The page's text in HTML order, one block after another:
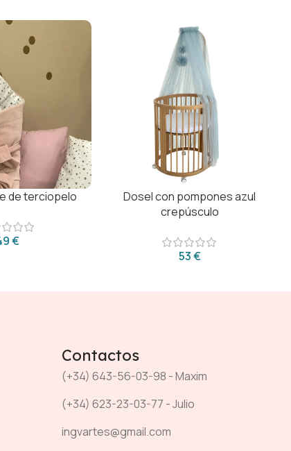
de terciopelo
€
Dosel con pompones azul
crepúsculo
€
Contactos
(+34) 643-56-03-98 - Maxim
(+34) 623-23-03-77 - Julio
ingvartes@gmail.com